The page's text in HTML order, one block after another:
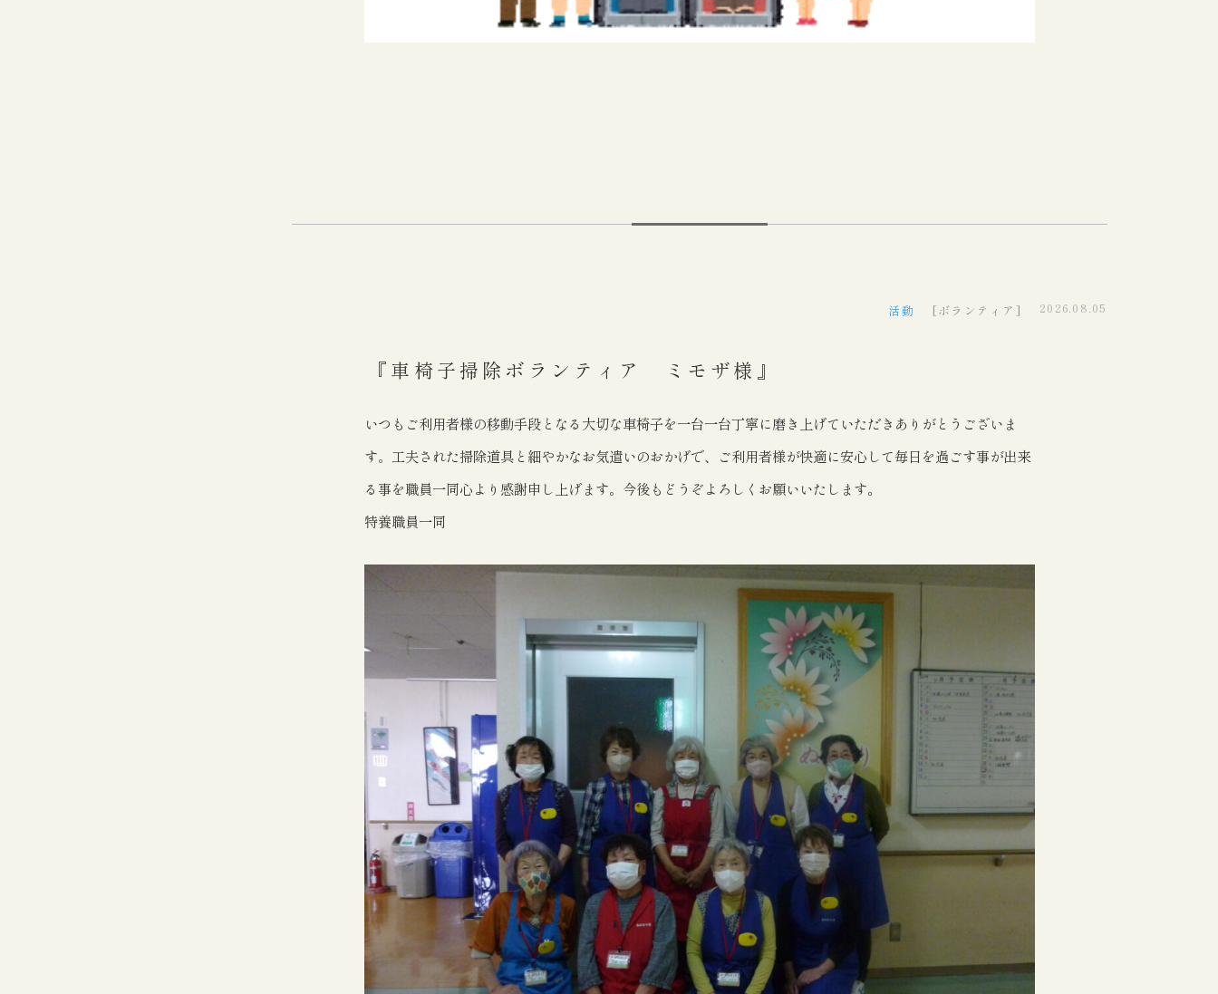
活動 [ボランティア] 2026.08.05
『車椅子掃除ボランティア ミモザ様』
いつもご利用者様の移動手段となる大切な車椅子を一台一台丁寧に磨き上げていただきありがとうございま
す。工夫された掃除道具と細やかなお気遣いのおかげで、ご利用者様が快適に安心して毎日を過ごす事が出来
る事を職員一同心より感謝申し上げます。今後もどうぞよろしくお願いいたします。
特養職員一同